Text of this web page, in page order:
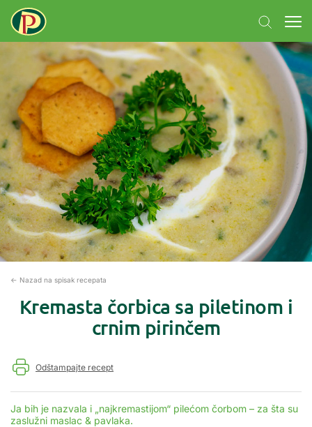
← Nazad na spisak recepata
Kremasta čorbica sa piletinom i
crnim pirinčem
Odštampajte recept
Ja bih je nazvala i „najkremastijom“ pilećom čorbom – za šta su
zaslužni maslac & pavlaka.